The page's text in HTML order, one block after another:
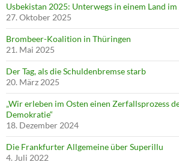
Usbekistan 2025: Unterwegs in einem Land
27. Oktober 2025
Brombeer-Koalition in Thüringen
21. Mai 2025
Der Tag, als die Schuldenbremse starb
20. März 2025
„Wir erleben im Osten einen Zerfallsprozess
Demokratie“
18. Dezember 2024
Die Frankfurter Allgemeine über Superillu
4. Juli 2022